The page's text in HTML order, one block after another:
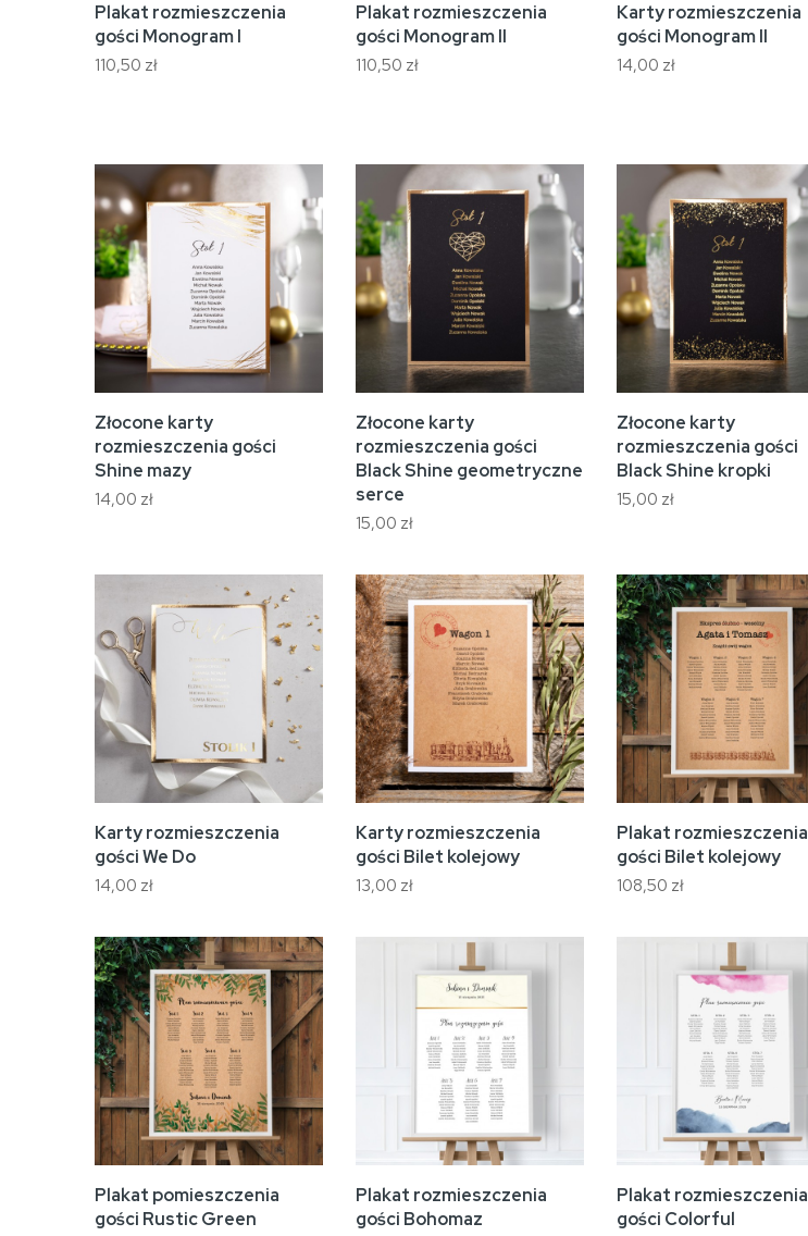
Plakat rozmieszczenia
gości Monogram I
110,50 zł
Plakat rozmieszczenia
gości Monogram II
110,50 zł
Karty rozmieszczenia
gości Monogram II
14,00 zł
Złocone karty
rozmieszczenia gości
Shine mazy
14,00 zł
Złocone karty
rozmieszczenia gości
Black Shine geometryczne
serce
15,00 zł
Złocone karty
rozmieszczenia gości
Black Shine kropki
15,00 zł
Karty rozmieszczenia
gości We Do
14,00 zł
Karty rozmieszczenia
gości Bilet kolejowy
13,00 zł
Plakat rozmieszczenia
gości Bilet kolejowy
108,50 zł
Plakat pomieszczenia
gości Rustic Green
Plakat rozmieszczenia
gości Bohomaz
Plakat rozmieszczenia
gości Colorful